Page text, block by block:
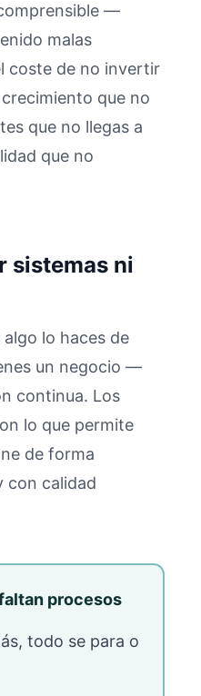
—
malas
coste de no invertir
que no
que no llegas a
que no
sistemas ni
lo haces de
un negocio —
continua. Los
lo que permite
de forma
con calidad
procesos
todo se para o